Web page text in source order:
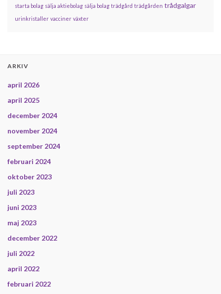
starta bolag sälja aktiebolag sälja bolag trädgård trädgården trådgalgar
urinkristaller vacciner växter
ARKIV
april 2026
april 2025
december 2024
november 2024
september 2024
februari 2024
oktober 2023
juli 2023
juni 2023
maj 2023
december 2022
juli 2022
april 2022
februari 2022